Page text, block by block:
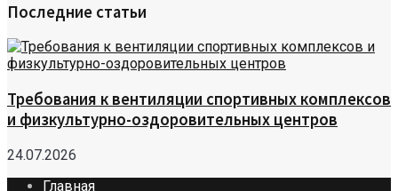
Последние статьи
Требования к вентиляции спортивных комплексов
и физкультурно-оздоровительных центров
24.07.2026
Главная